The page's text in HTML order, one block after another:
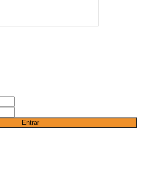
Entrar